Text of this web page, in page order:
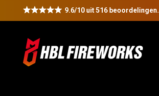
9.6/10 uit 516 beoordelingen.